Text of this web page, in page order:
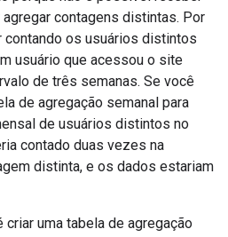
contagens distintas. Por
os usuários distintos
usuário que acessou o site
de três semanas. Se você
de agregação semanal para
de usuários distintos no
contado duas vezes na
distinta, e os dados estariam
criar uma tabela de agregação